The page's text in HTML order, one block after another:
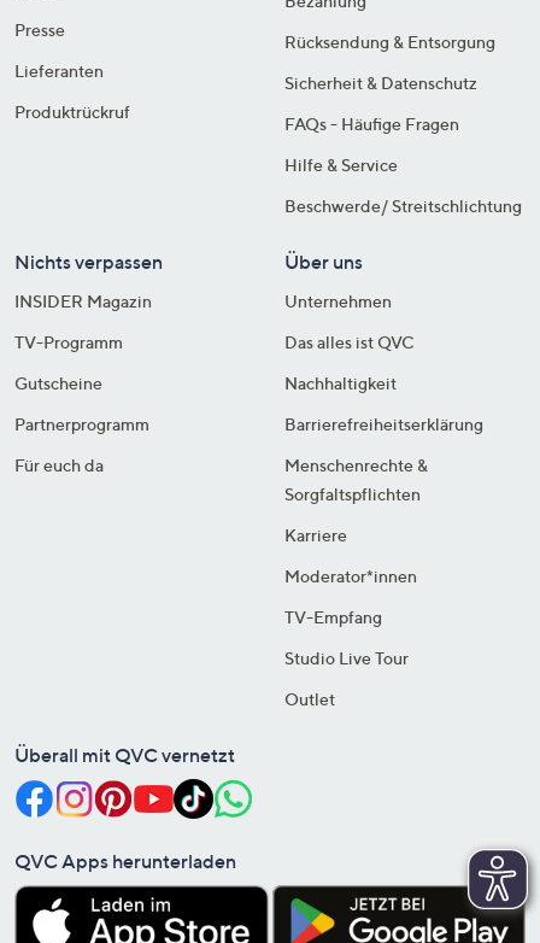
Presse
Lieferanten
Produktrückruf
Rücksendung & Entsorgung
Sicherheit & Datenschutz
FAQs - Häufige Fragen
Hilfe & Service
Beschwerde/ Streitschlichtung
Nichts verpassen
INSIDER Magazin
TV-Programm
Gutscheine
Partnerprogramm
Für euch da
Über uns
Unternehmen
Das alles ist QVC
Nachhaltigkeit
Barrierefreiheitserklärung
Menschenrechte &
Sorgfaltspflichten
Karriere
Moderator*innen
TV-Empfang
Studio Live Tour
Outlet
Überall mit QVC vernetzt
QVC Apps herunterladen